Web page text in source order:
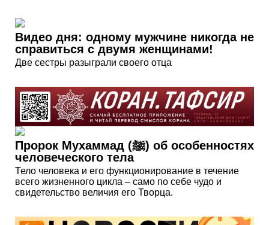
Видео дня: одному мужчине никогда не
справиться с двумя женщинами!
Две сестры разыграли своего отца
Пророк Мухаммад (ﷺ) об особенностях
человеческого тела
Тело человека и его функционирование в течение
всего жизненного цикла – само по себе чудо и
свидетельство величия его Творца.